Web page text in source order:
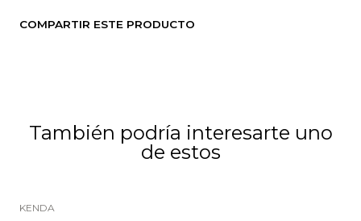
COMPARTIR ESTE PRODUCTO
También podría interesarte uno
de estos
KENDA